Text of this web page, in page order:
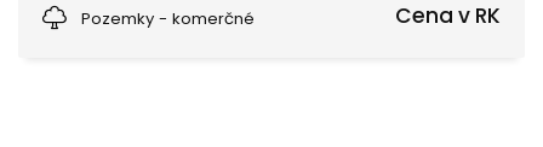
Pozemky - komerčné
Cena v RK